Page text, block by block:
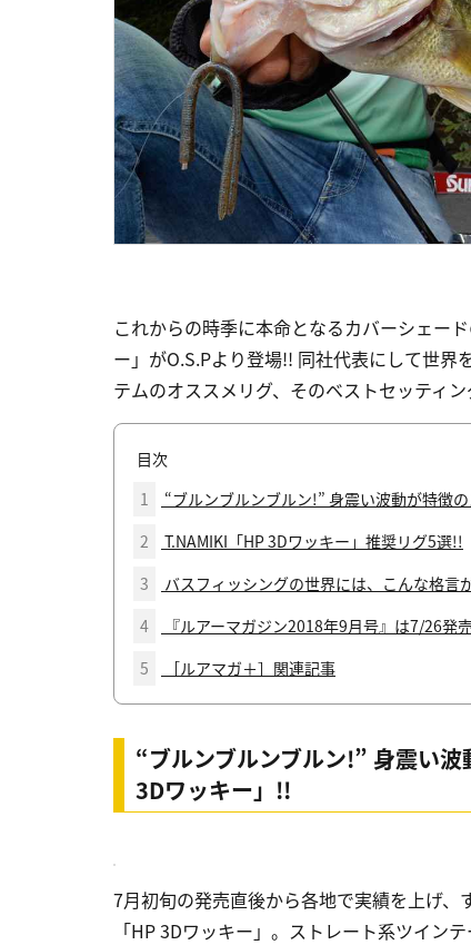
これからの時季に本命となるカバーシェー
ー」がO.S.Pより登場!! 同社代表にして世界
テムのオススメリグ、そのベストセッティン
目次
1
“ブルンブルンブルン!” 身震い波動が特徴
2
T.NAMIKI「HP 3Dワッキー」推奨リグ5選!!
3
バスフィッシングの世界には、こんな格言
4
『ルアーマガジン2018年9月号』は7/26発売
5
［ルアマガ＋］関連記事
“ブルンブルンブルン!” 身震い
3Dワッキー」!!
7月初旬の発売直後から各地で実績を上げ
「HP 3Dワッキー」。ストレート系ツイン